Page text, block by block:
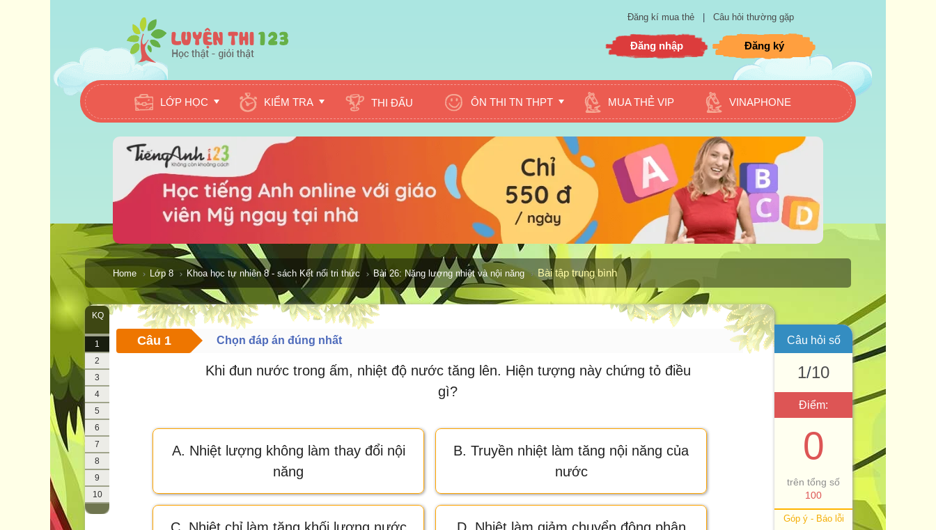
Đăng kí mua thẻ Câu hỏi thường gặp
Đăng nhập Đăng ký
LỚP HỌC KIỂM TRA THI ĐẤU ÔN THI TN THPT MUA THẺ VIP VINAPHONE
Home Lớp 8 Khoa học tự nhiên 8 - sách Kết nối tri thức Bài 26: Năng lượng nhiệt và nội năng Bài tập trung bình
KQ
1
2
3
4
5
6
7
8
9
10
Câu 1 Chọn đáp án đúng nhất
Khi đun nước trong ấm, nhiệt độ nước tăng lên. Hiện tượng này chứng tỏ điều
gì?
A. Nhiệt lượng không làm thay đổi nội
năng
B. Truyền nhiệt làm tăng nội năng của
nước
Câu hỏi số
1/10
Điểm:
0
trên tổng số
100
Góp ý - Báo lỗi